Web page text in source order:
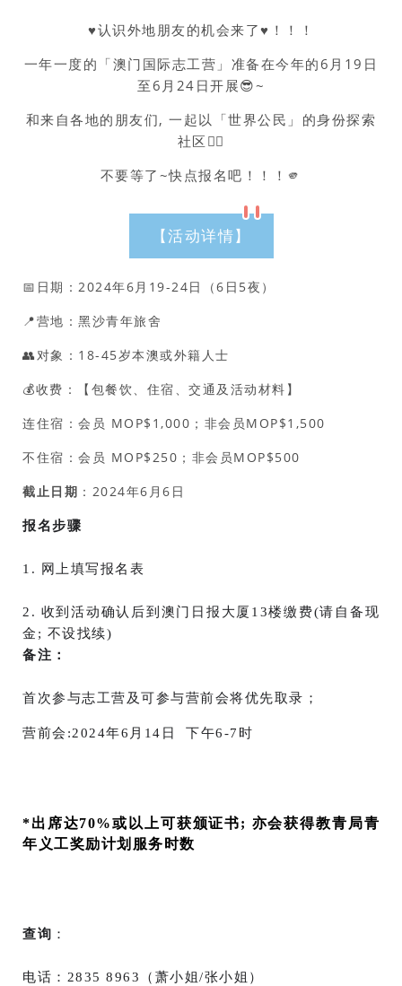
♥认识外地朋友的机会来了♥！！！
一年一度的「澳门国际志工营」准备在今年的6月19日
至6月24日开展😎~
和来自各地的朋友们, 一起以「世界公民」的身份探索
社区🚶‍♂
不要等了~快点报名吧！！！🫵
【活动详情】
📅日期：2024年6月19-24日（6日5夜）
📍营地：黑沙青年旅舍
👥对象：18-45岁本澳或外籍人士
💰收费：【包餐饮、住宿、交通及活动材料】
连住宿：会员 MOP$1,000；非会员MOP$1,500
不住宿：会员 MOP$250；非会员MOP$500
截止日期 ：2024年6月6日
报名步骤
1. 网上填写报名表
2. 收到活动确认后到澳门日报大厦13楼缴费(请自备现
金; 不设找续)
备注：
营前会:2024年6月14日  下午6-7时
*出席达70%或以上可获颁证书; 亦会获得教青局青
年义工奖励计划服务时数
查询 ：
电话：2835 8963（萧小姐/张小姐）